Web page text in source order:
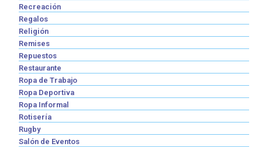
Recreación
Regalos
Religión
Remises
Repuestos
Restaurante
Ropa de Trabajo
Ropa Deportiva
Ropa Informal
Rotisería
Rugby
Salón de Eventos